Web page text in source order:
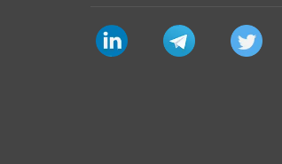
twitter
telegram
linkedin